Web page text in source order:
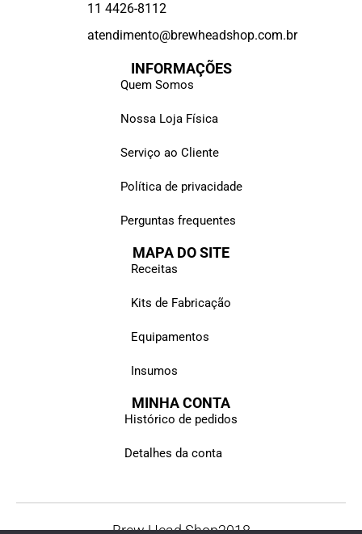
11 4426-8112
atendimento@brewheadshop.com.br
INFORMAÇÕES
Quem Somos
Nossa Loja Física
Serviço ao Cliente
Política de privacidade
Perguntas frequentes
MAPA DO SITE
Receitas
Kits de Fabricação
Equipamentos
Insumos
MINHA CONTA
Histórico de pedidos
Detalhes da conta